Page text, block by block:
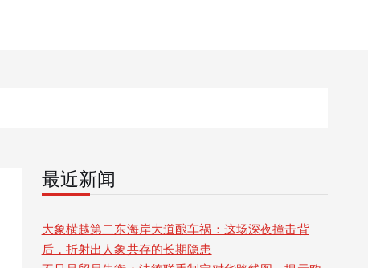
最近新闻
大象横越第二东海岸大道酿车祸：这场深夜撞击背
后，折射出人象共存的长期隐患